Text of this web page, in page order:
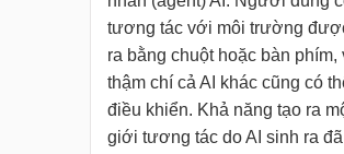
tương tác với môi trường
ra bằng chuột hoặc bàn phím,
thậm chí cả AI khác cũng có
điều khiển. Khả năng tạo ra
giới tương tác do AI sinh ra